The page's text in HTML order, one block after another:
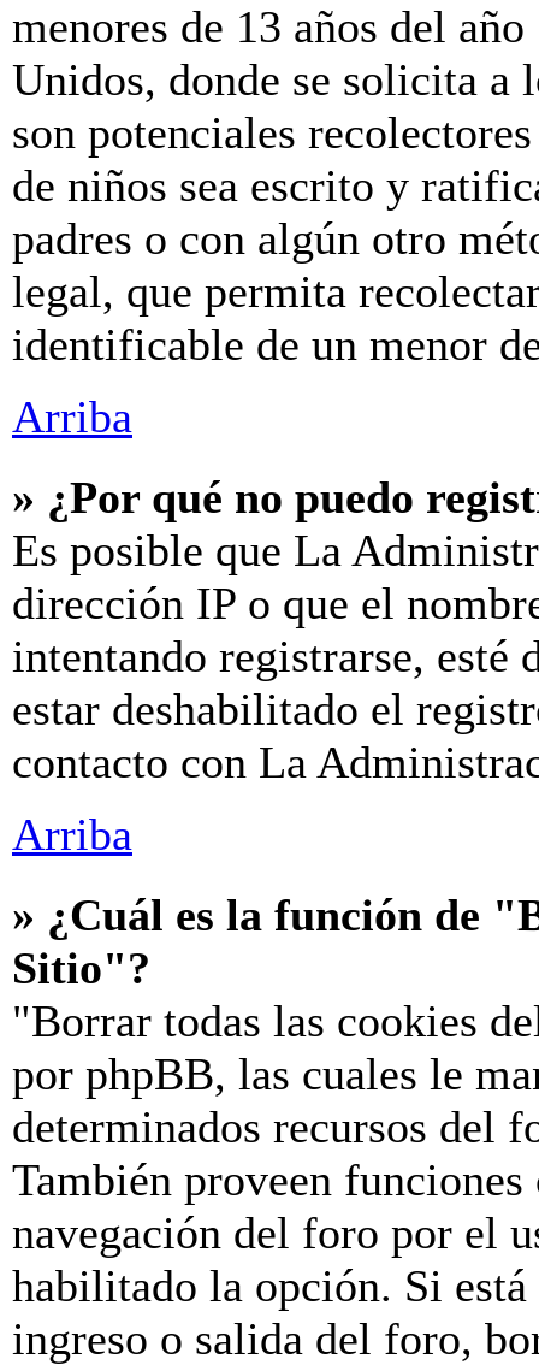
menores de 13 años del
Unidos, donde se solicita a
son potenciales
de niños sea escrito y
padres o con algún otro
legal, que permita
identificable de un menor
Arriba
» ¿Por qué no puedo
Es posible que La
dirección IP o que el
intentando registrarse, esté
estar deshabilitado el
contacto con La
Arriba
» ¿Cuál es la función de
Sitio"?
"Borrar todas las cookies
por phpBB, las cuales le
determinados recursos del
También proveen
navegación del foro por el
habilitado la opción. Si
ingreso o salida del foro,